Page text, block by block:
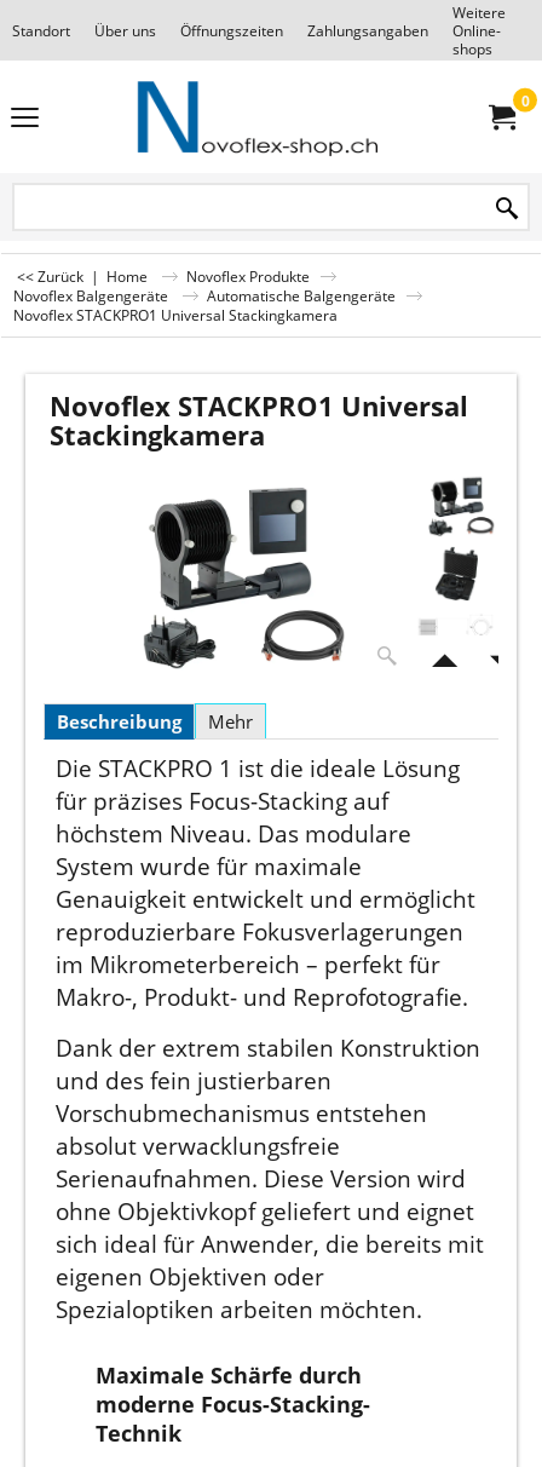
Standort Über uns Öffnungszeiten Zahlungsangaben
Weitere
Online-
shops
0
<< Zurück | Home
Novoflex Produkte
Novoflex Balgengeräte
Automatische Balgengeräte
Novoflex STACKPRO1 Universal Stackingkamera
Novoflex STACKPRO1 Universal
Stackingkamera
Beschreibung Mehr
Die STACKPRO 1 ist die ideale Lösung
für präzises Focus-Stacking auf
höchstem Niveau. Das modulare
System wurde für maximale
Genauigkeit entwickelt und ermöglicht
reproduzierbare Fokusverlagerungen
im Mikrometerbereich – perfekt für
Makro-, Produkt- und Reprofotografie.
Dank der extrem stabilen Konstruktion
und des fein justierbaren
Vorschubmechanismus entstehen
absolut verwacklungsfreie
Serienaufnahmen. Diese Version wird
ohne Objektivkopf geliefert und eignet
sich ideal für Anwender, die bereits mit
eigenen Objektiven oder
Spezialoptiken arbeiten möchten.
Maximale Schärfe durch
moderne Focus-Stacking-
Technik